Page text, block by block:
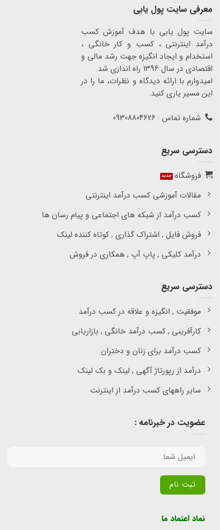
معرفی سایت پول یابی
سایت پول یابی با هدف آموزش کسب
درآمد اینترنتی ، کسب و کار خانگی ،
استخدام و ایجاد انگیزه جهت رشد مالی و
اقتصادی در سال 1396 راه اندازی شد.
امیدوارم با ارائه دیدگاه و نظرات، ما را در
این مسیر یاری کنید.
شماره تماس : 09308804626
دسترسی سریع
فروشگاه
مقالات آموزشی کسب درآمد اینترنتی
کسب درآمد از شبکه های اجتماعی و پیام رسان ها
فروش فایل , اشتراک گذاری , کوتاه کننده لینک
درآمد کلیکی , پاپ آپ , همکاری در فروش
دسترسی سریع
موفقیت , انگیزه و علاقه در کسب درآمد
کارآفرینی , کسب درآمد خانگی , بازاریابی
کسب درآمد برای زنان و دختران
درآمد از رپورتاژ آگهی , لینک و بک لینک
سایر راههای کسب درآمد از اینترنت
عضویت در خبرنامه :
نماد اعتماد ما